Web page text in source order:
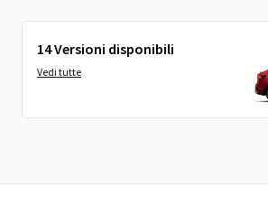
14 Versioni disponibili
Vedi tutte